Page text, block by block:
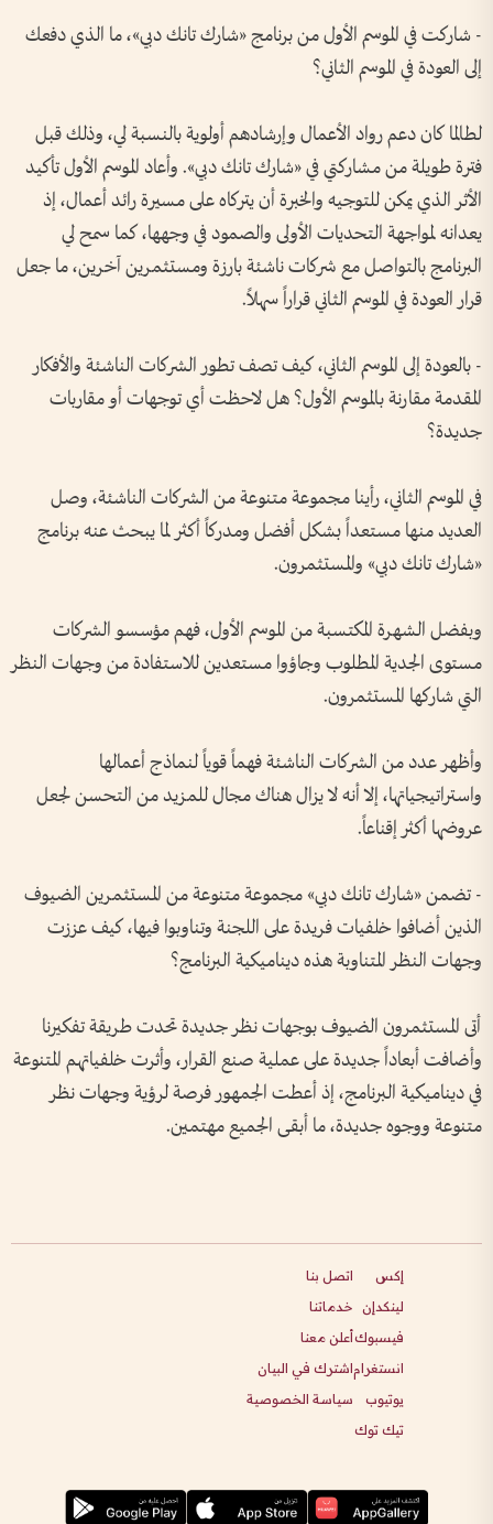
- شاركت في الموسم الأول من برنامج «شارك تانك دبي»، ما الذي دفعك
إلى العودة في الموسم الثاني؟
لطالما كان دعم رواد الأعمال وإرشادهم أولوية بالنسبة لي، وذلك قبل
فترة طويلة من مشاركتي في «شارك تانك دبي». وأعاد الموسم الأول تأكيد
الأثر الذي يمكن للتوجيه والخبرة أن يتركاه على مسيرة رائد أعمال، إذ
يعدانه لمواجهة التحديات الأولى والصمود في وجهها، كما سمح لي
البرنامج بالتواصل مع شركات ناشئة بارزة ومستثمرين آخرين، ما جعل
قرار العودة في الموسم الثاني قراراً سهلاً.
- بالعودة إلى الموسم الثاني، كيف تصف تطور الشركات الناشئة والأفكار
المقدمة مقارنة بالموسم الأول؟ هل لاحظت أي توجهات أو مقاربات
جديدة؟
في الموسم الثاني، رأينا مجموعة متنوعة من الشركات الناشئة، وصل
العديد منها مستعداً بشكل أفضل ومدركاً أكثر لما يبحث عنه برنامج
«شارك تانك دبي» والمستثمرون.
وبفضل الشهرة المكتسبة من الموسم الأول، فهم مؤسسو الشركات
مستوى الجدية المطلوب وجاؤوا مستعدين للاستفادة من وجهات النظر
التي شاركها المستثمرون.
وأظهر عدد من الشركات الناشئة فهماً قوياً لنماذج أعمالها
واستراتيجياتها، إلا أنه لا يزال هناك مجال للمزيد من التحسن لجعل
عروضها أكثر إقناعاً.
- تضمن «شارك تانك دبي» مجموعة متنوعة من المستثمرين الضيوف
الذين أضافوا خلفيات فريدة على اللجنة وتناوبوا فيها، كيف عززت
وجهات النظر المتناوبة هذه ديناميكية البرنامج؟
أتى المستثمرون الضيوف بوجهات نظر جديدة تحدت طريقة تفكيرنا
وأضافت أبعاداً جديدة على عملية صنع القرار، وأثرت خلفياتهم المتنوعة
في ديناميكية البرنامج، إذ أعطت الجمهور فرصة لرؤية وجهات نظر
متنوعة ووجوه جديدة، ما أبقى الجميع مهتمين.
إكس
لينكدإن
فيسبوك
انستغرام
يوتيوب
تيك توك
اتصل بنا
خدماتنا
أعلن معنا
اشترك في البيان
سياسة الخصوصية